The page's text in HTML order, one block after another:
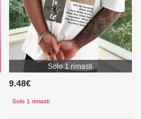
Solo 1 rimasti
9.48€
Solo 1 rimasti